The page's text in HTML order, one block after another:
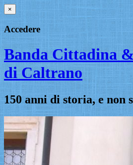
×
Accedere
Banda Cittadina
di Caltrano
150 anni di storia, e non